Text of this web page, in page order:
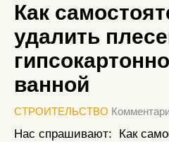
Как
удалить
ванной
СТРОИТЕЛЬСТВО
Нас спрашивают: Как